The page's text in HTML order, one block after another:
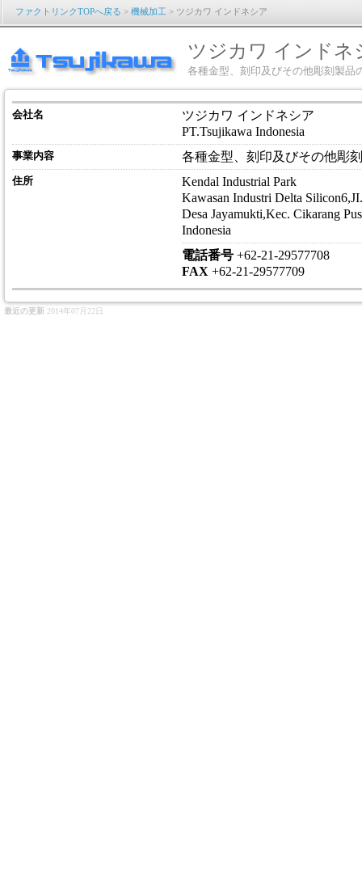
ファクトリンクTOPへ戻る > 機械加工 > ツジカワ インドネシア
ツジカワ インドネ
各種金型、刻印及びその他彫刻製品
会社名
ツジカワ インドネシア
PT.Tsujikawa Indonesia
事業内容 各種金型、刻印及びその他彫
住所
Kendal Industrial Park
Kawasan Industri Delta
Desa Jayamukti,Kec. Cikarang
Indonesia
電話番号 +62-21-29577708
FAX +62-21-29577709
最近の更新 2014年07月22日